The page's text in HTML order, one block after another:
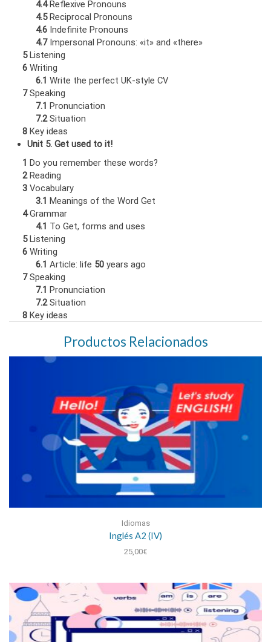
4.4Reflexive Pronouns
4.5Reciprocal Pronouns
4.6 Indefinite Pronouns
4.7Impersonal Pronouns: «it» and «there»
5Listening
6 Writing
6.1 Write the perfect UK-style CV
7Speaking
7.1 Pronunciation
7.2Situation
8 Key ideas
Unit 5. Get used to it!
1 Do you remember these words?
2Reading
3 Vocabulary
3.1 Meanings of the Word Get
4Grammar
4.1 To Get, forms and uses
5Listening
6 Writing
6.1 Article: life 50 years ago
7Speaking
7.1 Pronunciation
7.2Situation
8 Key ideas
Productos Relacionados
Idiomas
Inglés A2 (IV)
25,00€